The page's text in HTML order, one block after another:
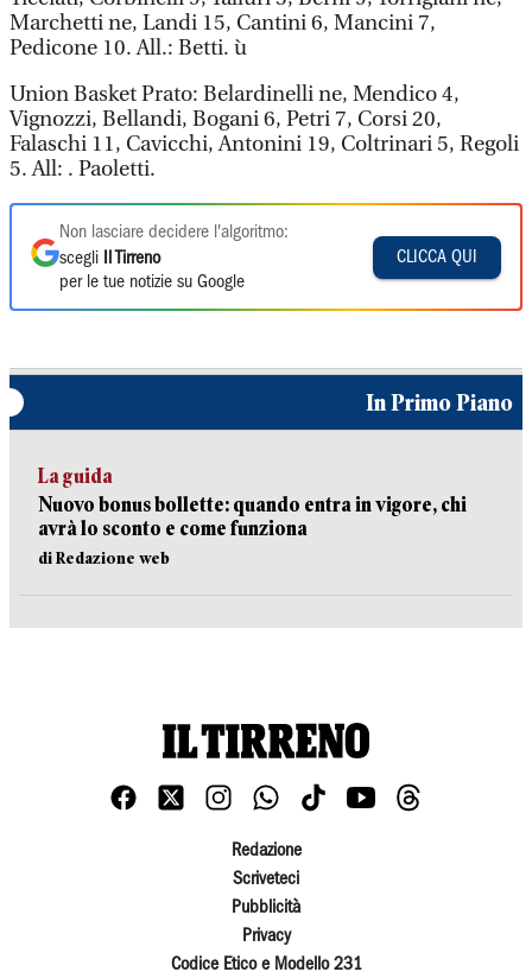
Marchetti ne, Landi 15, Cantini 6, Mancini 7,
Pedicone 10. All.: Betti. ù
Union Basket Prato: Belardinelli ne, Mendico 4,
Vignozzi, Bellandi, Bogani 6, Petri 7, Corsi 20,
Falaschi 11, Cavicchi, Antonini 19, Coltrinari 5, Regoli
5. All: . Paoletti.
Non lasciare decidere l'algoritmo:
scegli
Il Tirreno
per le tue notizie su Google
CLICCA QUI
In Primo Piano
La guida
Nuovo bonus bollette: quando entra in vigore, chi
avrà lo sconto e come funziona
di Redazione web
Redazione
Scriveteci
Pubblicità
Privacy
Codice Etico e Modello 231